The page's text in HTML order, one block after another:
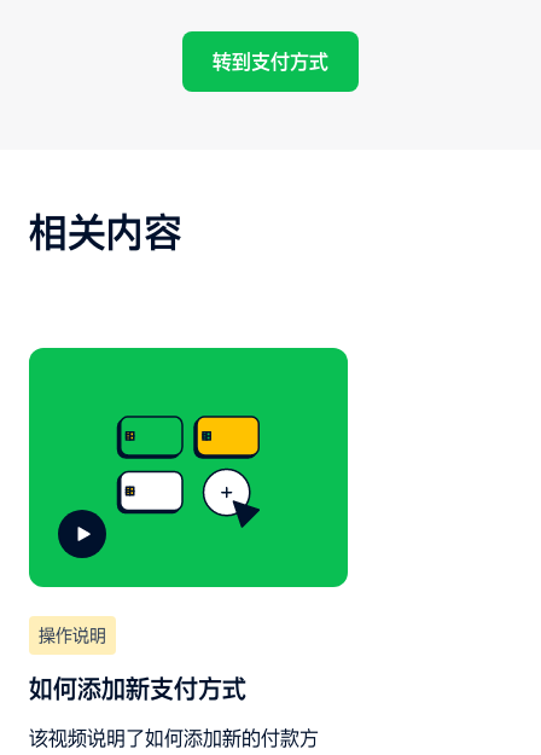
转到支付方式
相关内容
操作说明
如何添加新支付方式
该视频说明了如何添加新的付款方